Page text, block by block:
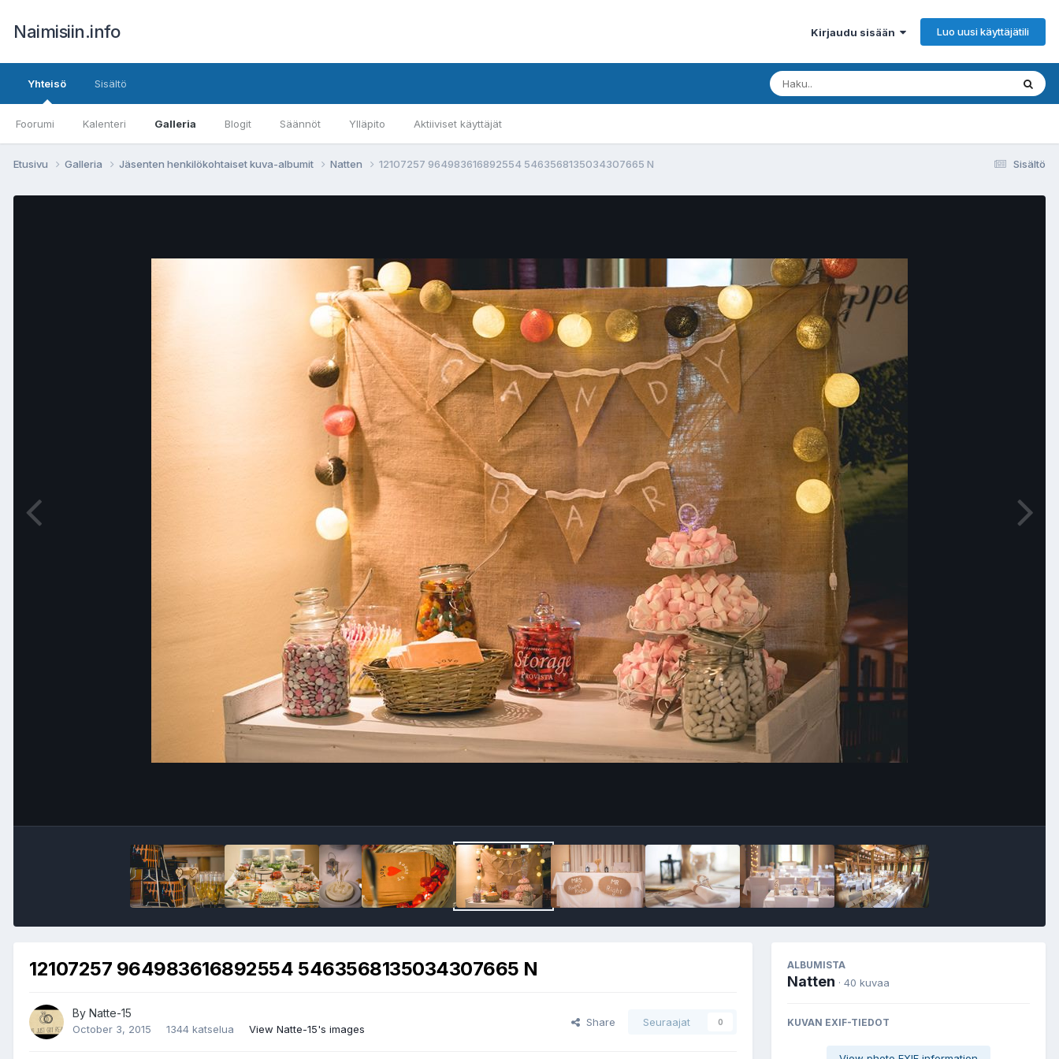
Naimisiin.info Kirjaudu sisään Luo uusi käyttäjätili
Yhteisö
Foorumi Kalenteri Galleria Blogit Säännöt Ylläpito Aktiiviset käyttäjät
Sisältö
Sisältö
Etusivu Galleria Jäsenten henkilökohtaiset kuva-albumit Natten 12107257 964983616892554 5463568135034307665 N
12107257 964983616892554 5463568135034307665 N
By Natte-15
October 3, 2015 1344 katselua View Natte-15's images
Share Seuraajat 0
ALBUMISTA
Natten · 40 kuvaa
KUVAN EXIF-TIEDOT